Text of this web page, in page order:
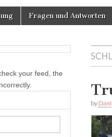
Fragen und Antworten
by
your feed, the